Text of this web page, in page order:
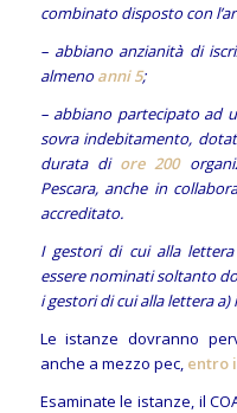
combinato disposto con
– abbiano anzianità di
almenoanni 5;
– abbiano partecipato ad
sovra indebitamento,
durata di ore 200
Pescara, anche in
accreditato.
I gestori di cui alla
essere nominati soltanto
i gestori di cui alla lettera
Le istanze dovranno
anche a mezzo pec, entro
Esaminate le istanze, il